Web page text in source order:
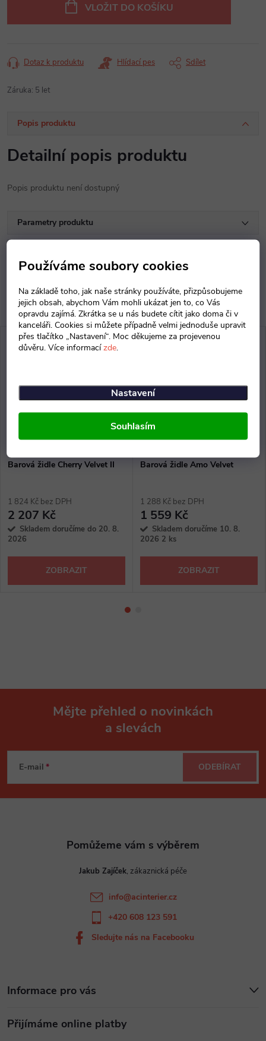
Používáme soubory cookies
Na základě toho, jak naše stránky používáte, přizpůsobujeme
jejich obsah, abychom Vám mohli ukázat jen to, co Vás
opravdu zajímá. Zkrátka se u nás budete cítit jako doma či v
kanceláři. Cookies si můžete případně velmi jednoduše upravit
přes tlačítko „Nastavení“. Moc děkujeme za projevenou
důvěru. Více informacízde.
Nastavení
Souhlasím
VLOŽIT DO KOŠÍKU
Dotaz k produktu Hlídací pes Sdílet
Záruka: 5 let
Popis produktu
Detailní popis produktu
Popis produktu není dostupný
Parametry produktu
Barová židle Cherry Velvet II
1 824 Kč bez DPH
2 207 Kč
Skladem doručíme do 20. 8.
2026
ZOBRAZIT
Barová židle Amo Velvet
1 288 Kč bez DPH
1 559 Kč
Skladem doručíme 10. 8.
2026 2 ks
ZOBRAZIT
p
Mějte přehled o novinkách
a slevách
E-mail ODEBÍRAT
Informace pro vás
Přijímáme online platby
Jakub Zajíček
info@acinterier.cz
+420 608 123 591
Sledujte nás na Facebooku